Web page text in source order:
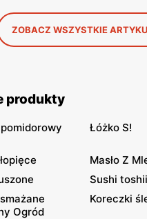
ZOBACZ WSZYSTKIE
produkty
Łóżko S!
Masło Z
Sushi toshii
Ogród
Koreczki